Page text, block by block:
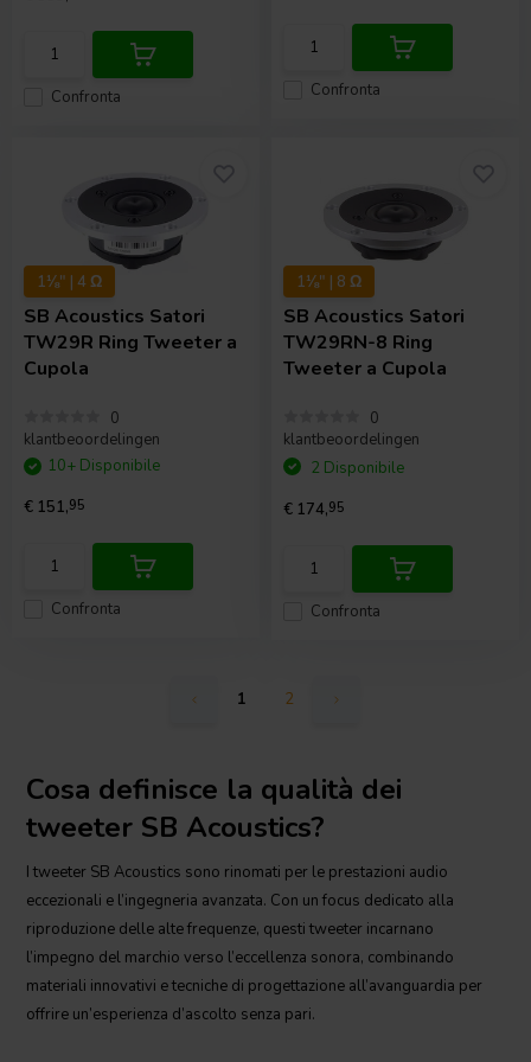
Confronta Confronta
1⅛" | 4 Ω
SB Acoustics Satori
TW29R Ring Tweeter a
Cupola
0
klantbeoordelingen
Confronta
10+ Disponibile
€ 151,95
1⅛" | 8 Ω
SB Acoustics Satori
TW29RN-8 Ring
Tweeter a Cupola
0
klantbeoordelingen
Confronta
2 Disponibile
€ 174,95
1 2
Cosa definisce la qualità dei
tweeter SB Acoustics?
I tweeter SB Acoustics sono rinomati per le prestazioni audio
eccezionali e l’ingegneria avanzata. Con un focus dedicato alla
riproduzione delle alte frequenze, questi tweeter incarnano
l’impegno del marchio verso l’eccellenza sonora, combinando
materiali innovativi e tecniche di progettazione all’avanguardia per
offrire un’esperienza d’ascolto senza pari.